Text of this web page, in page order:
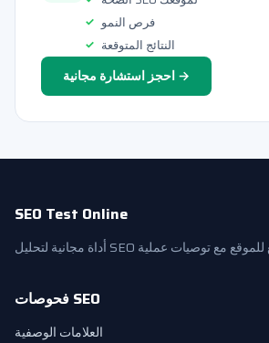
فرص النمو
النتائج المتوقعة
احجز استشارة مجانية →
SEO Test Online
فحوصات SEO
العلامات الوصفية